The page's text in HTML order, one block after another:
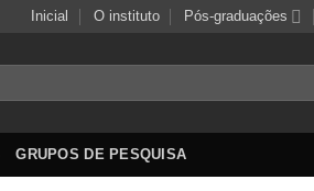
Inicial O instituto Pós-graduações
GRUPOS DE PESQUISA